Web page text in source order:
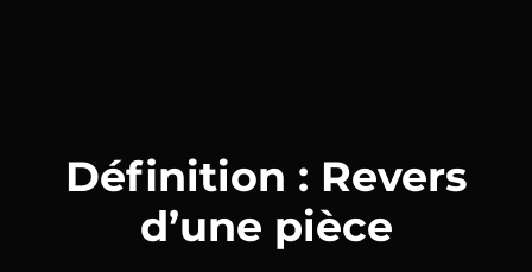
Définition : Revers
d’une pièce